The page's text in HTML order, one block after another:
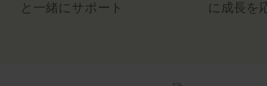
と一緒にサポート
に成長を